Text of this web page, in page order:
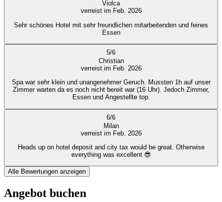
Violca
verreist im Feb. 2026
Sehr schönes Hotel mit sehr freundlichen mitarbeitenden und feines
Essen
5/6
Christian
verreist im Feb. 2026
Spa war sehr klein und unangenehmer Geruch. Mussten 1h auf unser
Zimmer warten da es noch nicht bereit war (16 Uhr). Jedoch Zimmer,
Essen und Angestellte top.
6/6
Milan
verreist im Feb. 2026
Heads up on hotel deposit and city tax would be great. Otherwise
everything was excellent 😎
Alle Bewertungen anzeigen
Angebot buchen